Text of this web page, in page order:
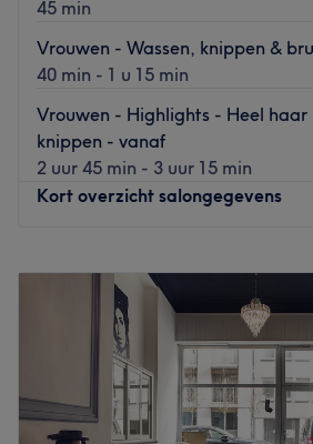
cash of met de Bancontact/
voor de afspraak te gebeuren.
45 min
Vrouwen - Wassen, knippen &
40 min - 1 u 15 min
Vrouwen - Highlights - Heel haar
knippen - vanaf
2 uur 45 min - 3 uur 15 min
Kort overzicht salongegevens
Dinsdag
Woensdag
Donderdag
Zaterdag
Zondag